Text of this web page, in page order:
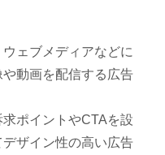
ェブメディアなどに
動画を配信する広告
ポイントやCTAを設
ザイン性の高い広告